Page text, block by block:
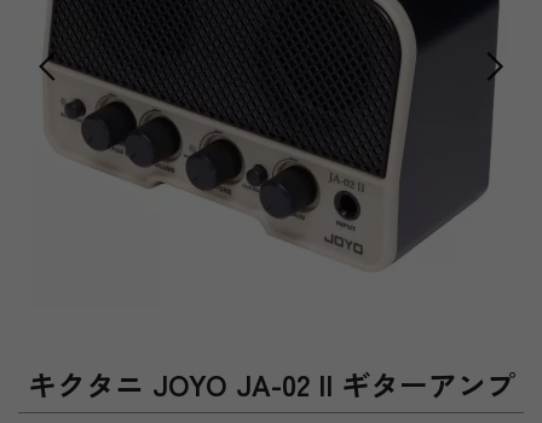
キクタニ JOYO JA-02 II ギターアンプ